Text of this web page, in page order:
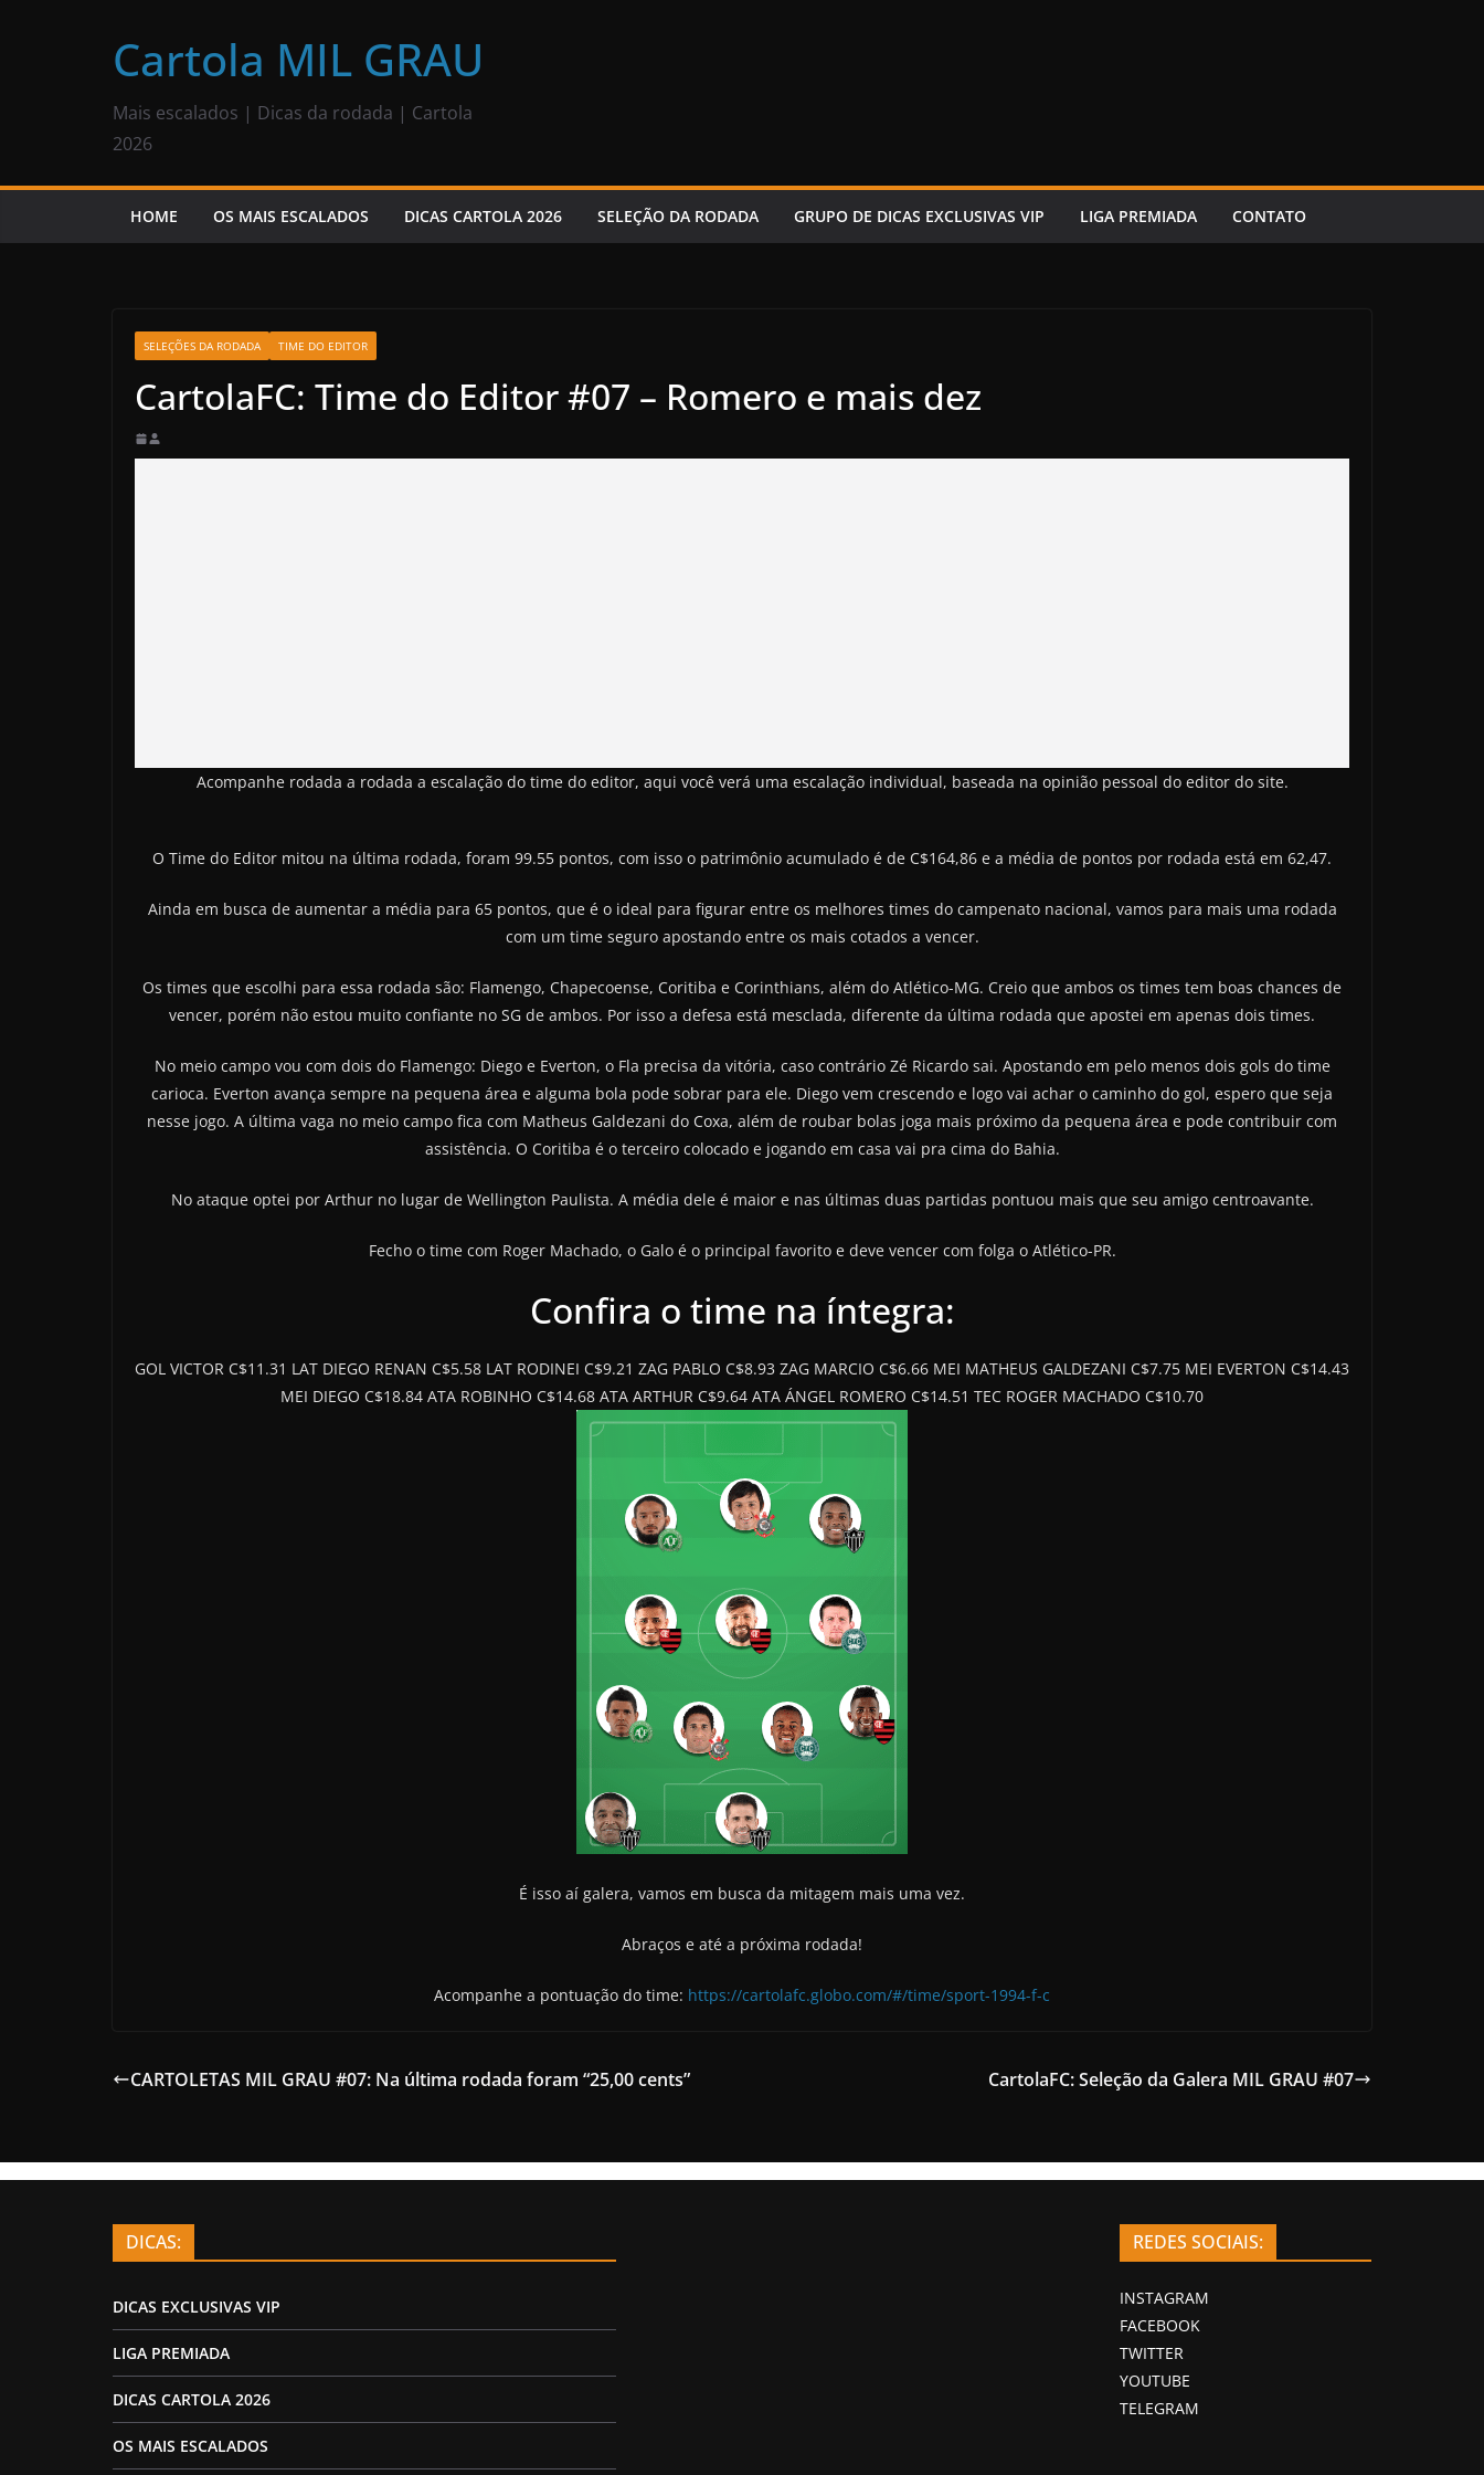
Cartola MIL GRAU
Mais escalados | Dicas da rodada | Cartola
2026
HOME OS MAIS ESCALADOS DICAS CARTOLA 2026 SELEÇÃO DA RODADA GRUPO DE DICAS EXCLUSIVAS VIP LIGA PREMIADA CONTATO
SELEÇÕES DA RODADA TIME DO EDITOR
CartolaFC: Time do Editor #07 – Romero e mais dez
Acompanhe rodada a rodada a escalação do time do editor, aqui você verá uma escalação individual, baseada na opinião pessoal do editor do site.
O Time do Editor mitou na última rodada, foram 99.55 pontos, com isso o patrimônio acumulado é de C$164,86 e a média de pontos por rodada está em 62,47.
Ainda em busca de aumentar a média para 65 pontos, que é o ideal para figurar entre os melhores times do campenato nacional, vamos para mais uma rodada
com um time seguro apostando entre os mais cotados a vencer.
Os times que escolhi para essa rodada são: Flamengo, Chapecoense, Coritiba e Corinthians, além do Atlético-MG. Creio que ambos os times tem boas chances de
vencer, porém não estou muito confiante no SG de ambos. Por isso a defesa está mesclada, diferente da última rodada que apostei em apenas dois times.
No meio campo vou com dois do Flamengo: Diego e Everton, o Fla precisa da vitória, caso contrário Zé Ricardo sai. Apostando em pelo menos dois gols do time
carioca. Everton avança sempre na pequena área e alguma bola pode sobrar para ele. Diego vem crescendo e logo vai achar o caminho do gol, espero que seja
nesse jogo. A última vaga no meio campo fica com Matheus Galdezani do Coxa, além de roubar bolas joga mais próximo da pequena área e pode contribuir com
assistência. O Coritiba é o terceiro colocado e jogando em casa vai pra cima do Bahia.
No ataque optei por Arthur no lugar de Wellington Paulista. A média dele é maior e nas últimas duas partidas pontuou mais que seu amigo centroavante.
Fecho o time com Roger Machado, o Galo é o principal favorito e deve vencer com folga o Atlético-PR.
Confira o time na íntegra:
GOL VICTOR C$11.31 LAT DIEGO RENAN C$5.58 LAT RODINEI C$9.21 ZAG PABLO C$8.93 ZAG MARCIO C$6.66 MEI MATHEUS GALDEZANI C$7.75 MEI EVERTON C$14.43
MEI DIEGO C$18.84 ATA ROBINHO C$14.68 ATA ARTHUR C$9.64 ATA ÁNGEL ROMERO C$14.51 TEC ROGER MACHADO C$10.70
É isso aí galera, vamos em busca da mitagem mais uma vez.
Abraços e até a próxima rodada!
Acompanhe a pontuação do time: https://cartolafc.globo.com/#/time/sport-1994-f-c
CARTOLETAS MIL GRAU #07: Na última rodada foram “25,00 cents” CartolaFC: Seleção da Galera MIL GRAU #07
DICAS:
DICAS EXCLUSIVAS VIP
LIGA PREMIADA
DICAS CARTOLA 2026
OS MAIS ESCALADOS
REDES SOCIAIS:
INSTAGRAM
FACEBOOK
TWITTER
YOUTUBE
TELEGRAM